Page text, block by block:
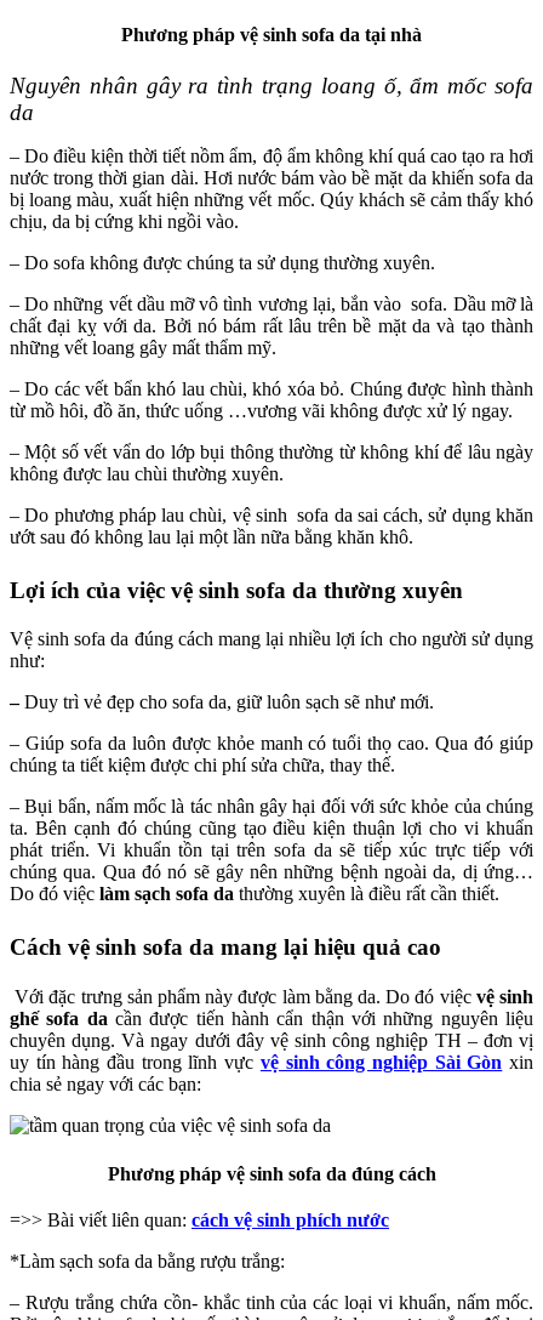
Phương pháp vệ sinh sofa da tại nhà
Nguyên nhân gây ra tình trạng loang ố, ẩm mốc sofa
da
– Do điều kiện thời tiết nồm ẩm, độ ẩm không khí quá cao tạo ra hơi
nước trong thời gian dài. Hơi nước bám vào bề mặt da khiến sofa da
bị loang màu, xuất hiện những vết mốc. Qúy khách sẽ cảm thấy khó
chịu, da bị cứng khi ngồi vào.
– Do sofa không được chúng ta sử dụng thường xuyên.
– Do những vết dầu mỡ vô tình vương lại, bắn vào sofa. Dầu mỡ là
chất đại kỵ với da. Bởi nó bám rất lâu trên bề mặt da và tạo thành
những vết loang gây mất thẩm mỹ.
– Do các vết bẩn khó lau chùi, khó xóa bỏ. Chúng được hình thành
từ mồ hôi, đồ ăn, thức uống …vương vãi không được xử lý ngay.
– Một số vết vẩn do lớp bụi thông thường từ không khí để lâu ngày
không được lau chùi thường xuyên.
– Do phương pháp lau chùi, vệ sinh sofa da sai cách, sử dụng khăn
ướt sau đó không lau lại một lần nữa bằng khăn khô.
Lợi ích của việc vệ sinh sofa da thường xuyên
Vệ sinh sofa da đúng cách mang lại nhiều lợi ích cho người sử dụng
như:
–Duy trì vẻ đẹp cho sofa da, giữ luôn sạch sẽ như mới.
– Giúp sofa da luôn được khỏe manh có tuổi thọ cao. Qua đó giúp
chúng ta tiết kiệm được chi phí sửa chữa, thay thế.
– Bụi bẩn, nấm mốc là tác nhân gây hại đối với sức khỏe của chúng
ta. Bên cạnh đó chúng cũng tạo điều kiện thuận lợi cho vi khuẩn
phát triển. Vi khuẩn tồn tại trên sofa da sẽ tiếp xúc trực tiếp với
chúng qua. Qua đó nó sẽ gây nên những bệnh ngoài da, dị ứng…
Do đó việc làm sạch sofa da thường xuyên là điều rất cần thiết.
Cách vệ sinh sofa da mang lại hiệu quả cao
Với đặc trưng sản phẩm này được làm bằng da. Do đó việc vệ sinh
ghế sofa da cần được tiến hành cẩn thận với những nguyên liệu
chuyên dụng. Và ngay dưới đây vệ sinh công nghiệp TH – đơn vị
uy tín hàng đầu trong lĩnh vực vệ sinh công nghiệp Sài Gòn xin
chia sẻ ngay với các bạn:
Phương pháp vệ sinh sofa da đúng cách
=>> Bài viết liên quan: cách vệ sinh phích nước
*Làm sạch sofa da bằng rượu trắng:
– Rượu trắng chứa cồn- khắc tinh của các loại vi khuẩn, nấm mốc.